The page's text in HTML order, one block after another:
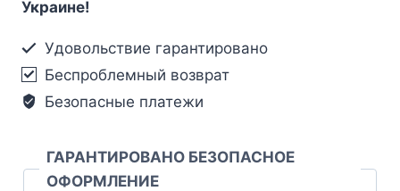
Украине!
Удовольствие гарантировано
Беспроблемный возврат
Безопасные платежи
ГАРАНТИРОВАНО БЕЗОПАСНОЕ
ОФОРМЛЕНИЕ